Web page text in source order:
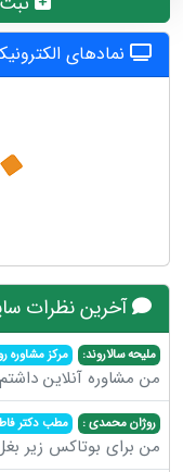
نمادهای
آخرین نظرات
ملیحه سالاروند: مرکز مشاوره
من مشاوره آنلاین
روژان محمدی : مطب دکتر
من برای بوتاکس زیر